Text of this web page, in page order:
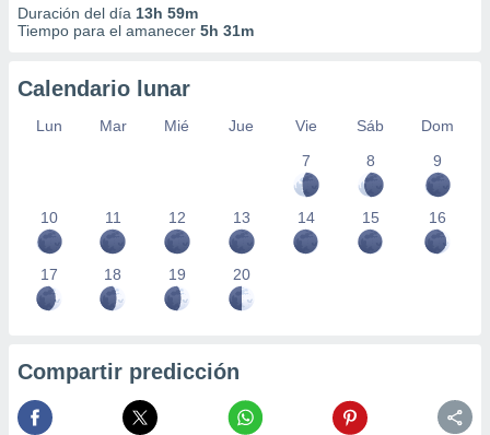
Duración del día 13h 59m
Tiempo para el amanecer 5h 31m
Calendario lunar
Lun Mar Mié Jue Vie Sáb
Dom
7
8 9
10 11 12 13 14 15 16
17 18 19 20
Compartir predicción